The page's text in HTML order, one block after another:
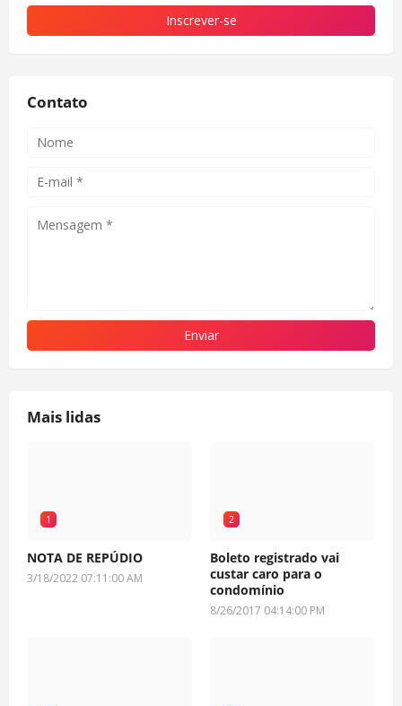
Contato
Mais lidas
1
NOTA DE REPÚDIO
3/18/2022 07:11:00 AM
2
Boleto registrado vai
custar caro para o
condomínio
8/26/2017 04:14:00 PM